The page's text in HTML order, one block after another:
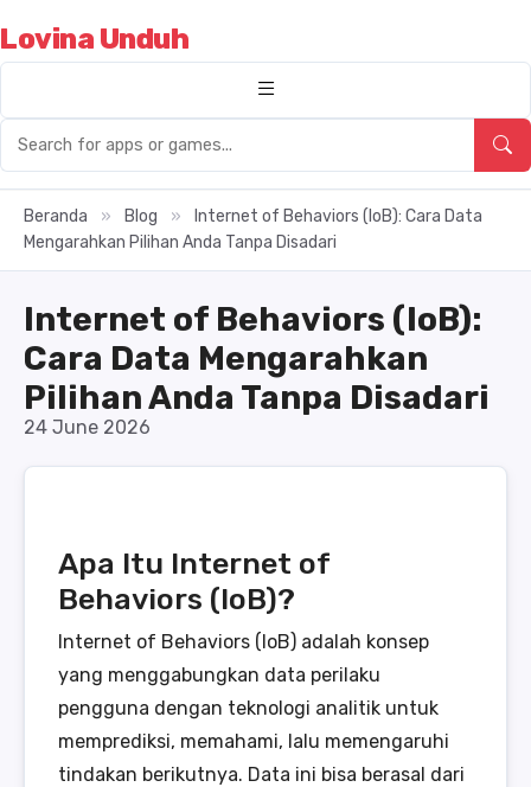
Lovina Unduh
Beranda » Blog »
Internet of Behaviors (IoB): Cara Data
Mengarahkan Pilihan Anda Tanpa Disadari
Internet of Behaviors (IoB):
Cara Data Mengarahkan
Pilihan Anda Tanpa Disadari
24 June 2026
Apa Itu Internet of
Behaviors (IoB)?
Internet of Behaviors (IoB) adalah konsep
yang menggabungkan data perilaku
pengguna dengan teknologi analitik untuk
memprediksi, memahami, lalu memengaruhi
tindakan berikutnya. Data ini bisa berasal dari